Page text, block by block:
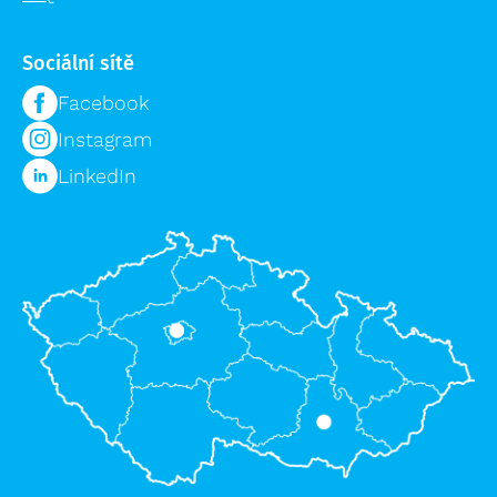
Regálové systémy
Modulární organizační vozík MPO
Příslušenství žebříků výprodej
Lešení výprodej
Sociální sítě
Facebook
Instagram
LinkedIn